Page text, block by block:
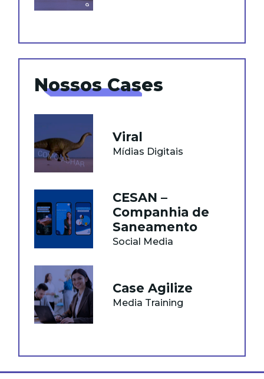
Nossos Cases
Viral
Mídias Digitais
CESAN –
Companhia de
Saneamento
Social Media
Case Agilize
Media Training